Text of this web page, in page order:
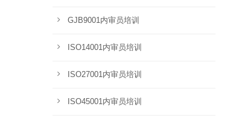
GJB9001内审员培训
ISO14001内审员培训
ISO27001内审员培训
ISO45001内审员培训